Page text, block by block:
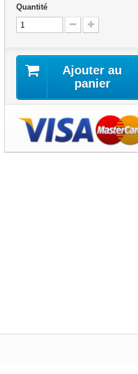
Quantité
Ajouter au
panier